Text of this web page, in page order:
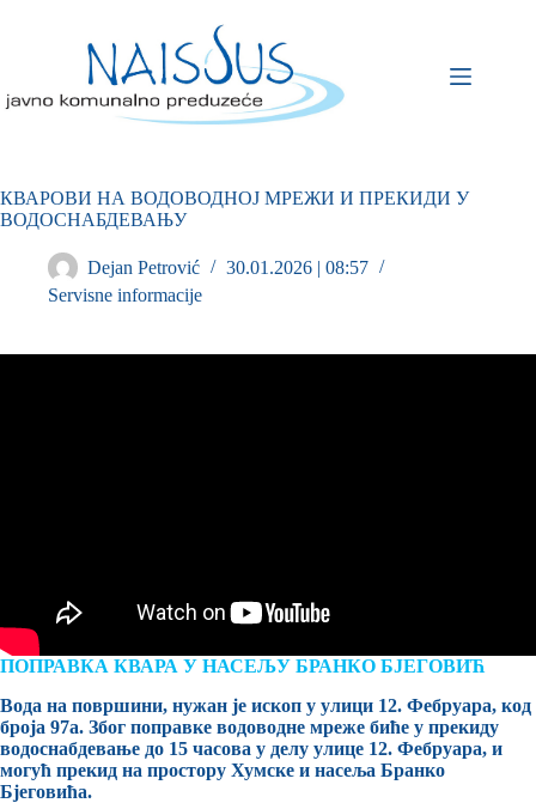
КВАРОВИ НА ВОДОВОДНОЈ МРЕЖИ И ПРЕКИДИ У
ВОДОСНАБДЕВАЊУ
Dejan Petrović
30.01.2026 | 08:57
Servisne informacije
ПОПРАВКА КВАРА У НАСЕЉУ БРАНКО БЈЕГОВИЋ
Вода на површини, нужан је ископ у улици 12. Фебруара, код
броја 97а. Због поправке водоводне мреже биће у прекиду
водоснабдевање до 15 часова у делу улице 12. Фебруара, и
могућ прекид на простору Хумске и насеља Бранко
Бјеговића.